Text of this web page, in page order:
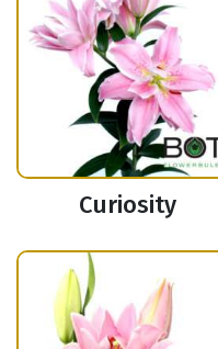
Curiosity